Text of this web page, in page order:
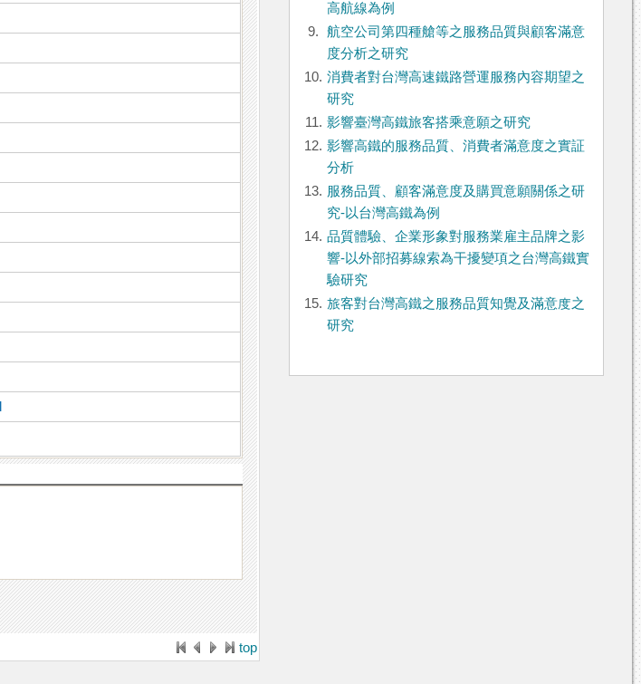
top
高航線為例
9.
航空公司第四種艙等之服務品質與顧客滿意
度分析之研究
10. 消費者對台灣高速鐵路營運服務內容期望之
研究
11. 影響臺灣高鐵旅客搭乘意願之研究
12. 影響高鐵的服務品質、消費者滿意度之實証
分析
13. 服務品質、顧客滿意度及購買意願關係之研
究-以台灣高鐵為例
14. 品質體驗、企業形象對服務業雇主品牌之影
響-以外部招募線索為干擾變項之台灣高鐵實
驗研究
15. 旅客對台灣高鐵之服務品質知覺及滿意度之
研究